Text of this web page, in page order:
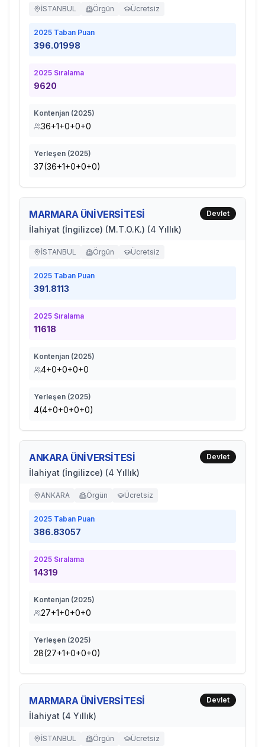
İSTANBUL Örgün Ücretsiz
2025 Taban Puan
396.01998
2025 Sıralama
9620
Kontenjan (2025)
36+1+0+0+0
Yerleşen (2025)
37(36+1+0+0+0)
MARMARA ÜNİVERSİTESİ
İlahiyat (İngilizce) (M.T.O.K.) (4 Yıllık)
Devlet
İSTANBUL Örgün Ücretsiz
2025 Taban Puan
391.8113
2025 Sıralama
11618
Kontenjan (2025)
4+0+0+0+0
Yerleşen (2025)
4(4+0+0+0+0)
ANKARA ÜNİVERSİTESİ
İlahiyat (İngilizce) (4 Yıllık)
Devlet
ANKARA Örgün Ücretsiz
2025 Taban Puan
386.83057
2025 Sıralama
14319
Kontenjan (2025)
27+1+0+0+0
Yerleşen (2025)
28(27+1+0+0+0)
MARMARA ÜNİVERSİTESİ
İlahiyat (4 Yıllık)
Devlet
İSTANBUL Örgün Ücretsiz